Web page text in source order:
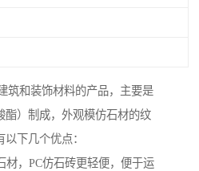
筑和装饰材料的产品，主要是
酯）制成，外观模仿石材的纹
下几个优点：
，PC仿石砖更轻便，便于运